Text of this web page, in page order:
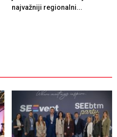
najvažniji regionalni...